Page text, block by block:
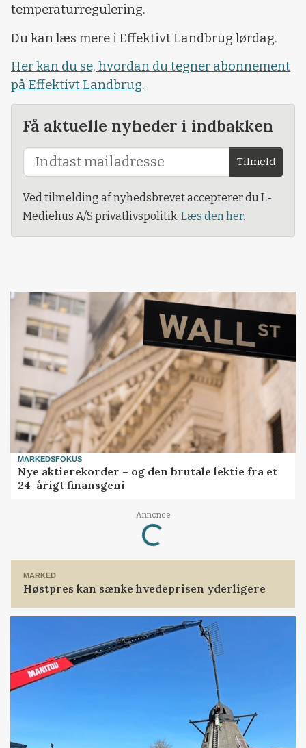
temperaturregulering.
Du kan læs mere i Effektivt Landbrug lørdag.
Her kan du se, hvordan du tegner abonnement
på Effektivt Landbrug.
Få aktuelle nyheder i indbakken
Tilmeld
Ved tilmelding af nyhedsbrevet accepterer du L-
Mediehus A/S privatlivspolitik. Læs den her.
MARKEDSFOKUS
Nye aktierekorder – og den brutale lektie fra et
24-årigt finansgeni
Annonce
Loading...
MARKED
Høstpres kan sænke hvedeprisen yderligere